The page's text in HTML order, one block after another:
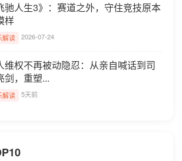
驰人生3》：赛道之外，守住竞技原本
样
解读 2026-07-24
维权不再被动隐忍：从亲自喊话到司
剑，重塑...
解读 5天前